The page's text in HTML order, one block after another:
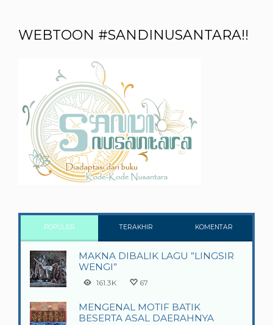
WEBTOON #SANDINUSANTARA!!
POPULER TERAKHIR KOMENTAR
MAKNA DIBALIK LAGU ”LINGSIR
WENGI”
161.3K 67
MENGENAL MOTIF BATIK
BESERTA ASAL DAERAHNYA